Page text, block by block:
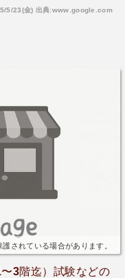
5/23(金) 出典:www.google.com
されている場合があります。
3階迄）試験などの